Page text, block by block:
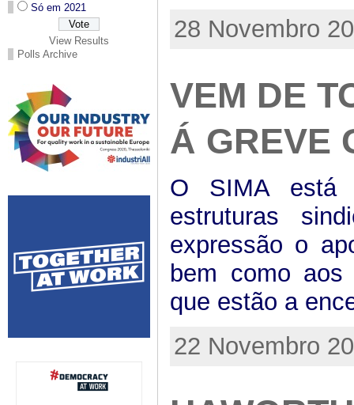
Só em 2021
View Results
Polls Archive
28 Novembro
VEM DE
Á GREVE
O SIMA está
estruturas
expressão o
bem como aos
que estão a
22 Novembro